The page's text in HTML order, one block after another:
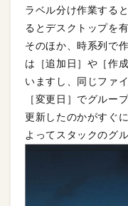
ラベル分け作業する
るとデスクトップを
そのほか、時系列で
は［追加日］や［作
いますし、同じファ
［変更日］でグルー
更新したのかがすぐ
よってスタックのグ